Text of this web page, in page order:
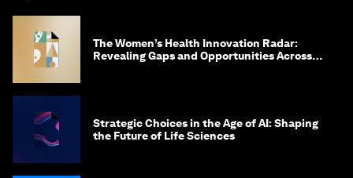
The Women’s Health Innovation Radar:
Revealing Gaps and Opportunities Across
Strategic Choices in the Age of AI: Shaping
the Future of Life Sciences